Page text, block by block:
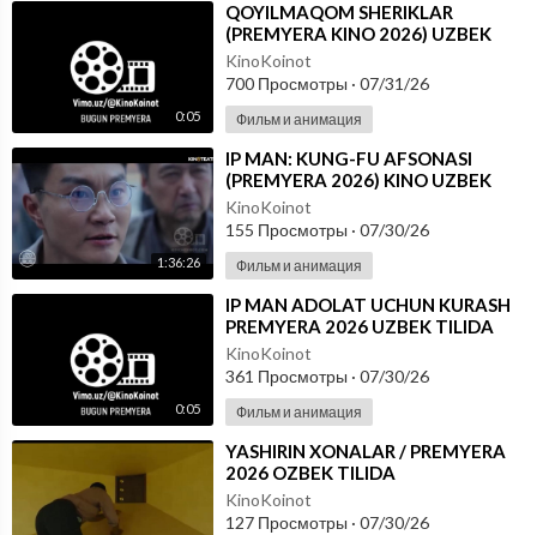
0:05
⁣QOYILMAQOM SHERIKLAR
(PREMYERA KINO 2026) UZBEK
TILIDA
KinoKoinot
700 Просмотры · 07/31/26
Фильм и анимация
1:36:26
⁣IP MAN: KUNG-FU AFSONASI
(PREMYERA 2026) KINO UZBEK
TILIDA - SKACHAT
KinoKoinot
155 Просмотры · 07/30/26
Фильм и анимация
0:05
⁣IP MAN ADOLAT UCHUN KURASH
PREMYERA 2026 UZBEK TILIDA
KinoKoinot
361 Просмотры · 07/30/26
Фильм и анимация
⁣YASHIRIN XONALAR / PREMYERA
2026 OZBEK TILIDA
KinoKoinot
127 Просмотры · 07/30/26